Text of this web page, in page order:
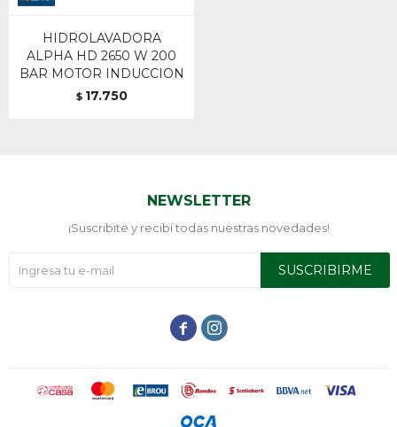
HIDROLAVADORA
ALPHA HD 2650 W 200
BAR MOTOR INDUCCION
$ 17.750
NEWSLETTER
¡Suscribite y recibí todas nuestras novedades!
SUSCRIBIRME
 